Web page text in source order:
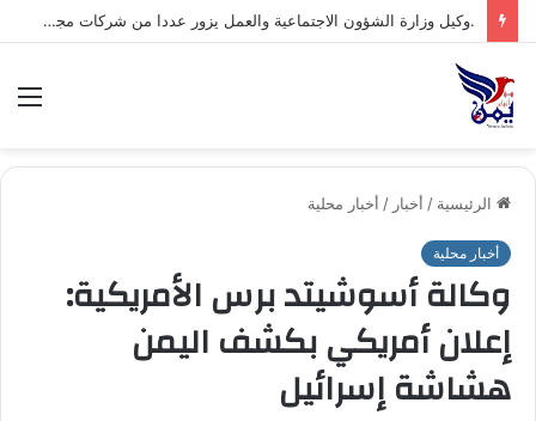
الرئيسية / أخبار / أخبار محلية
أخبار محلية
وكالة أسوشيتد برس الأمريكية:
إعلان أمريكي بكشف اليمن
هشاشة إسرائيل